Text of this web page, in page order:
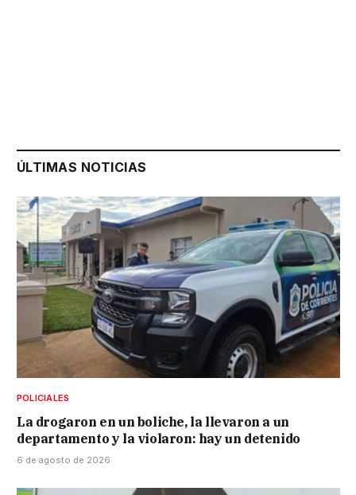
ÚLTIMAS NOTICIAS
POLICIALES
La drogaron en un boliche, la llevaron a un
departamento y la violaron: hay un detenido
6 de agosto de 2026